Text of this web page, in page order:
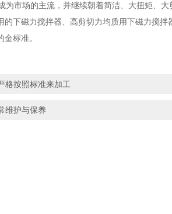
市场的主流，并继续朝着简洁、大扭矩、
下磁力搅拌器、高剪切力均质用下磁力搅
标准。
格按照标准来加工
维护与保养